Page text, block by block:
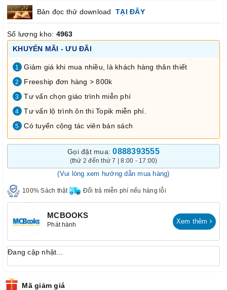
Bản đọc thử download TẠI ĐÂY
Số lượng kho: 4963
KHUYẾN MÃI - ƯU ĐÃI
1 Giảm giá khi mua nhiều, là khách hàng thân thiết
2 Freeship đơn hàng > 800k
3 Tư vấn chọn giáo trình miễn phí
4 Tư vấn lộ trình ôn thi Topik miễn phí.
5 Có tuyển cộng tác viên bán sách
Gọi đặt mua:0888393555
(thứ 2 đến thứ 7 | 8:00 - 17:00)
(Vui lòng xem hướng dẫn mua hàng)
100% Sách thật Đổi trả miễn phí nếu hàng lỗi
MCBOOKS
Phát hành Xem thêm
Đang cập nhật...
Mã giảm giá